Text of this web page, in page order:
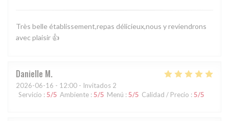
Très belle établissement,repas délicieux,nous y reviendrons
avec plaisir 👍
Danielle M
2026-06-16 - 12:00 - Invitados 2
Servicio : 5/5 Ambiente : 5/5 Menú : 5/5 Calidad / Precio : 5/5